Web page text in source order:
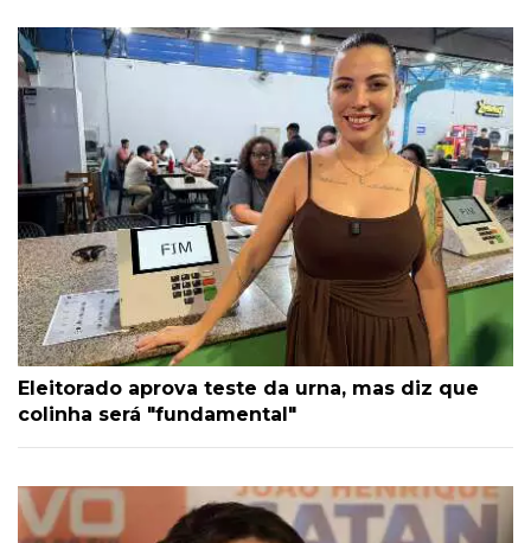
Eleitorado aprova teste da urna, mas diz que
colinha será "fundamental"